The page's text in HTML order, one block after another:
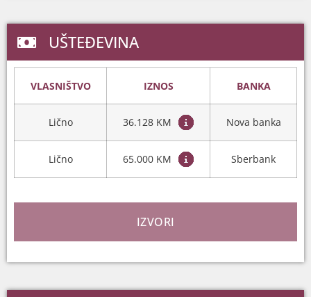
UŠTEĐEVINA
VLASNIŠTVO IZNOS BANKA
Lično 36.128 KM Nova banka
Lično 65.000 KM Sberbank
IZVORI